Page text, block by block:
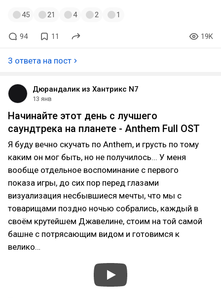
45 21 4 2 1
94 11 19K
3 ответа на пост
Дюрандалик из Хантрикс N7
13 янв
Начинайте этот день с лучшего
саундтрека на планете - Anthem Full OST
Я буду вечно скучать по Anthem, и грусть по тому
каким он мог быть, но не получилось... У меня
вообще отдельное воспоминание с первого
показа игры, до сих пор перед глазами
визуализация несбывшиеся мечты, что мы с
товарищами поздно ночью собрались, каждый в
своём крутейшем Джавелине, стоим на той самой
башне с потрясающим видом и готовимся к
велико…